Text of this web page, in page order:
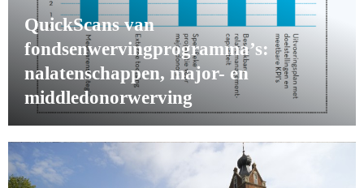
QuickScans van
fondsenwervingprogramma’s:
nalatenschappen, major- en
middledonorwerving